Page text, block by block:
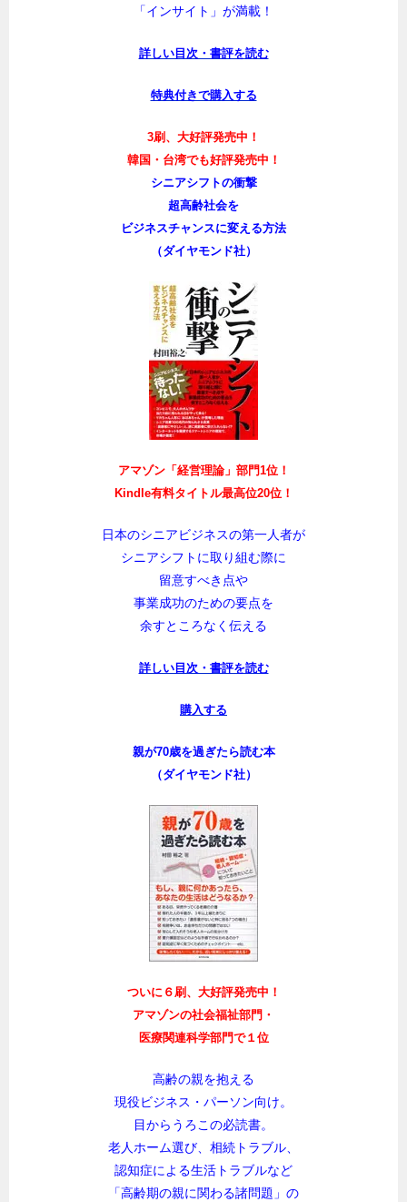
「インサイト」が満載！
詳しい目次・書評を読む
特典付きで購入する
3刷、大好評発売中！
韓国・台湾でも好評発売中！
シニアシフトの衝撃
超高齢社会を
ビジネスチャンスに変える方法
（ダイヤモンド社）
アマゾン「経営理論」部門1位！
Kindle有料タイトル最高位20位！
日本のシニアビジネスの第一人者が
シニアシフトに取り組む際に
留意すべき点や
事業成功のための要点を
余すところなく伝える
詳しい目次・書評を読む
購入する
親が70歳を過ぎたら読む本
（ダイヤモンド社）
ついに６刷、大好評発売中！
アマゾンの社会福祉部門・
医療関連科学部門で１位
高齢の親を抱える
現役ビジネス・パーソン向け。
目からうろこの必読書。
老人ホーム選び、相続トラブル、
認知症による生活トラブルなど
「高齢期の親に関わる諸問題」の